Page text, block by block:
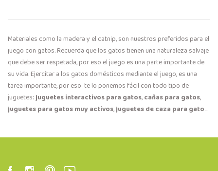
Materiales como la madera y el catnip, son nuestros preferidos para el
juego con gatos. Recuerda que los gatos tienen una naturaleza salvaje
que debe ser respetada, por eso el juego es una parte importante de
su vida. Ejercitar a los gatos domésticos mediante el juego, es una
tarea importante, por eso te lo ponemos fácil con todo tipo de
juguetes:juguetes interactivos para gatos,cañas para gatos,
juguetes para gatos muy activos,juguetes de caza para gato...